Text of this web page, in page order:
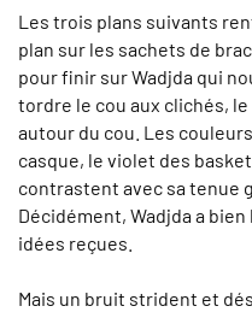
Les trois plans suivants
plan sur les sachets de
pour finir sur Wadjda qui
tordre le cou aux clichés,
autour du cou. Les
casque, le violet des
contrastent avec sa tenue
Décidément, Wadjda a
idées reçues.
Mais un bruit strident et